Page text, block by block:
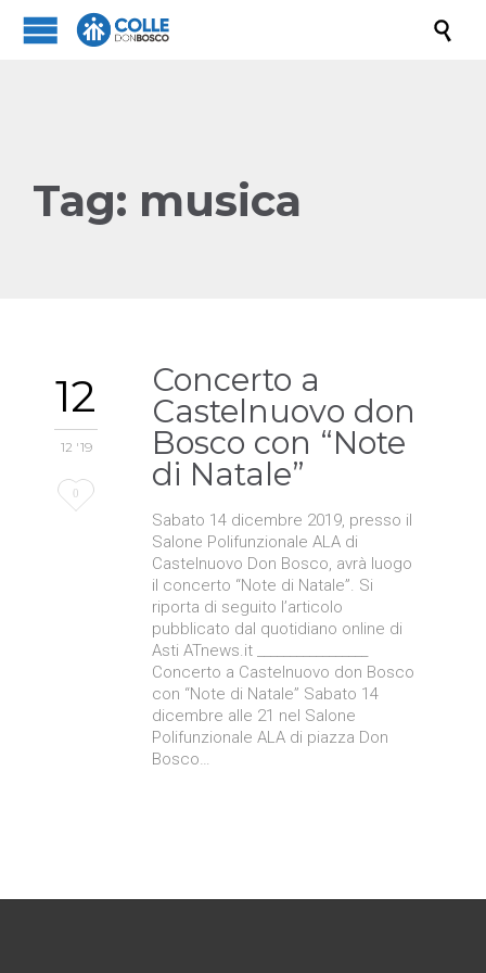

Tag: musica
12
12 '19
Love
0
Concerto a
Castelnuovo don
Bosco con “Note
di Natale”
Sabato 14 dicembre 2019, presso il
Salone Polifunzionale ALA di
Castelnuovo Don Bosco, avrà luogo
il concerto “Note di Natale”. Si
riporta di seguito l’articolo
pubblicato dal quotidiano online di
Asti ATnews.it _________________
Concerto a Castelnuovo don Bosco
con “Note di Natale” Sabato 14
dicembre alle 21 nel Salone
Polifunzionale ALA di piazza Don
Bosco…